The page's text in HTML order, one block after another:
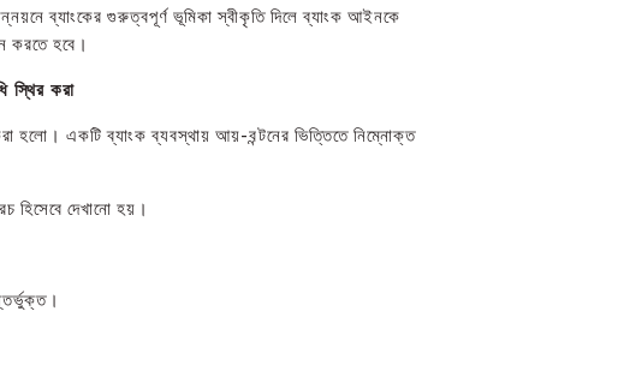
ব্যাংকের গুরুত্বপূর্ণ ভূমিকা স্বীকৃতি দিলে ব্যাংক আইনকে
করতে হবে।
স্থির করা
হলো। একটি ব্যাংক ব্যবস্থায় আয়-বন্টনের ভিত্তিতে নিম্নোক্ত
হিসেবে দেখানো হয়।